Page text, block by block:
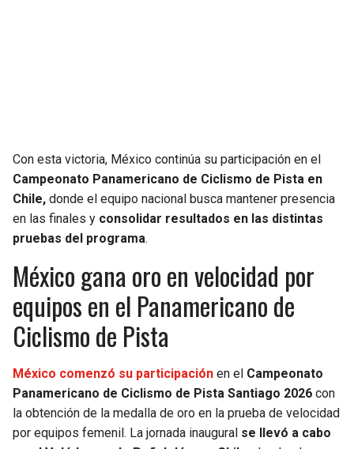
Con esta victoria, México continúa su participación en el
Campeonato Panamericano de Ciclismo de Pista en
Chile, donde el equipo nacional busca mantener presencia
en las finales y consolidar resultados en las distintas
pruebas del programa.
México gana oro en velocidad por
equipos en el Panamericano de
Ciclismo de Pista
México comenzó su participación en el Campeonato
Panamericano de Ciclismo de Pista Santiago 2026 con
la obtención de la medalla de oro en la prueba de velocidad
por equipos femenil. La jornada inaugural se llevó a cabo